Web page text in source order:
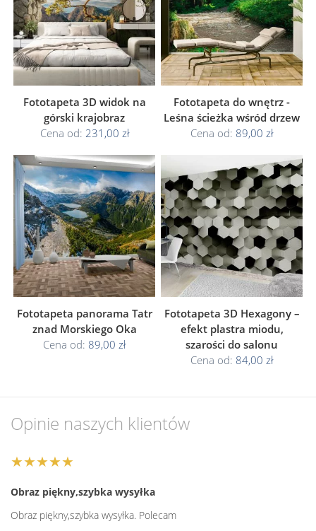
Fototapeta 3D widok na
górski krajobraz
Cena od: 231,00 zł
Fototapeta do wnętrz -
Leśna ścieżka wśród drzew
Cena od: 89,00 zł
Fototapeta panorama Tatr
znad Morskiego Oka
Cena od: 89,00 zł
Fototapeta 3D Hexagony –
efekt plastra miodu,
szarości do salonu
Cena od: 84,00 zł
Opinie naszych klientów
★★★★★
Obraz piękny,szybka wysyłka
Obraz piękny,szybka wysyłka. Polecam